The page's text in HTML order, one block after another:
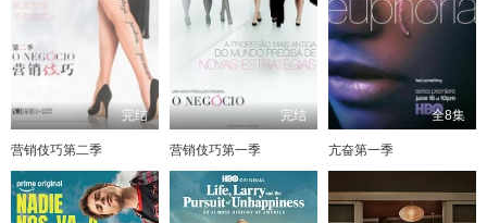
完结
营销伎巧第二季
完结
营销伎巧第一季
全8集
亢奋第一季